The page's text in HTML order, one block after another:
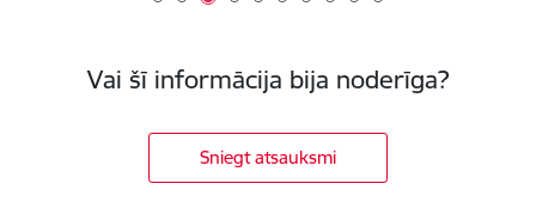
Vai šī informācija bija noderīga?
Sniegt atsauksmi